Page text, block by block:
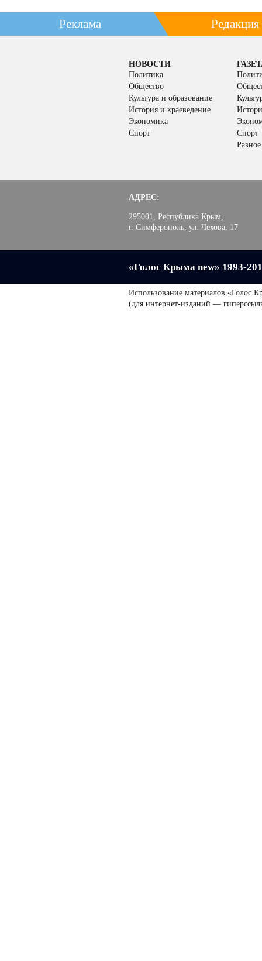
Реклама Редакция
НОВОСТИ
Политика
Общество
Культура и образование
История и краеведение
Экономика
Спорт
Спорт
Разное
АДРЕС:
295001, Республика Крым,
г. Симферополь, ул. Чехова, 17
«Голос Крыма new» 1993-
Использование материалов «Голос
(для интернет-изданий —